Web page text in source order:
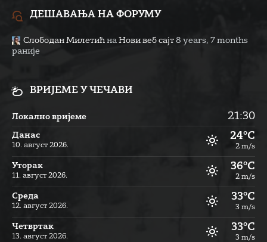
ДЕШАВАЊА НА ФОРУМУ
Слободан Милетић на Нови веб сајт 8 years, 7 months
раније
ВРИЈЕМЕ У ЧЕЧАВИ
Локално вријеме 21:30
Данас
10. август 2026.
24°C
2 m/s
Уторак
11. август 2026.
36°C
2 m/s
Cреда
12. август 2026.
33°C
3 m/s
Четвртак
13. август 2026.
33°C
3 m/s